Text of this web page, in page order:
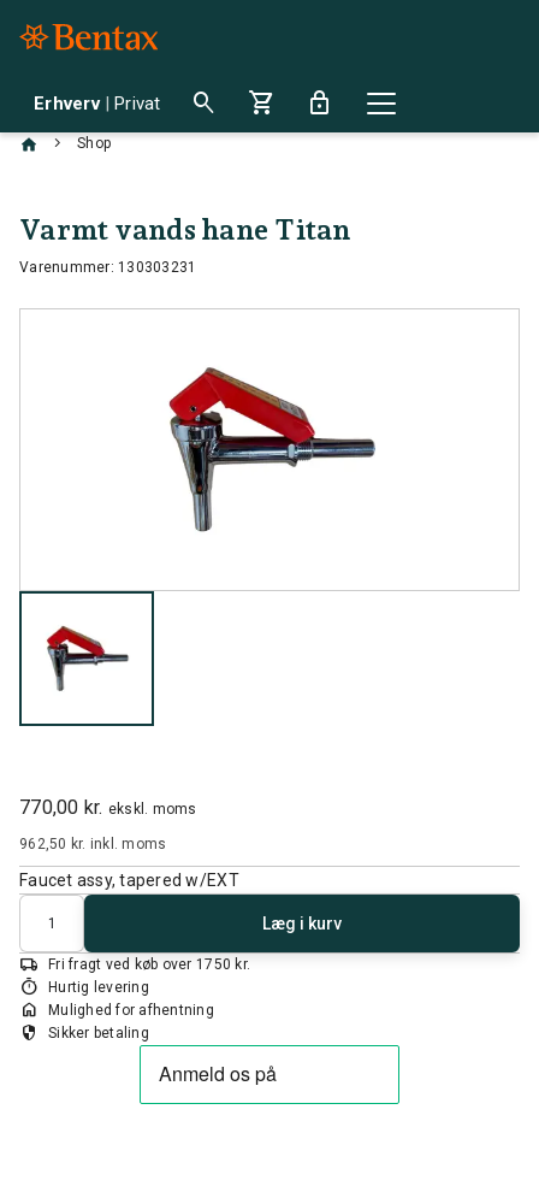
Erhverv | Privat search shopping_cart lock
chevron_right Shop
Varmt vands hane Titan
Varenummer: 130303231
770,00 kr. ekskl. moms
962,50 kr. inkl. moms
Faucet assy, tapered w/EXT
Antal
Læg i kurv
local_shipping Fri fragt ved køb over 1750 kr.
timer Hurtig levering
home Mulighed for afhentning
security Sikker betaling